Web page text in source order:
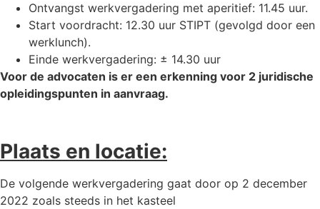
Ontvangst werkvergadering met aperitief: 11.45 uur.
Start voordracht: 12.30 uur STIPT (gevolgd door een
werklunch).
Einde werkvergadering: ± 14.30 uur
Voor de advocaten is er een erkenning voor 2 juridische
opleidingspunten in aanvraag.
Plaats en locatie:
De volgende werkvergadering gaat door op 2 december
2022 zoals steeds in het kasteel